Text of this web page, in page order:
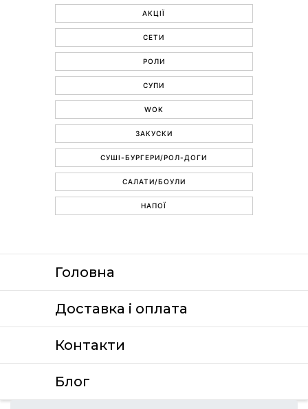
АКЦІЇ
СЕТИ
РОЛИ
СУПИ
WOK
ЗАКУСКИ
СУШІ-БУРГЕРИ/РОЛ-ДОГИ
САЛАТИ/БОУЛИ
НАПОЇ
Головна
Доставка i оплата
Контакти
Блог